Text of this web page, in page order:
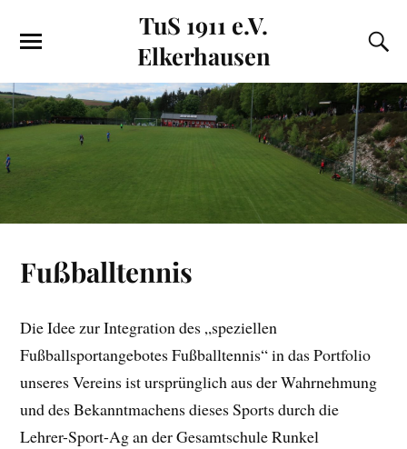
TuS 1911 e.V.
Elkerhausen
Fußballtennis
Die Idee zur Integration des „speziellen
Fußballsportangebotes Fußballtennis“ in das Portfolio
unseres Vereins ist ursprünglich aus der Wahrnehmung
und des Bekanntmachens dieses Sports durch die
Lehrer-Sport-Ag an der Gesamtschule Runkel